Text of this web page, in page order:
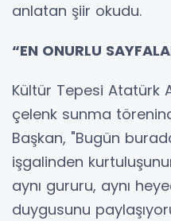
anlatan şiir okudu.
“EN ONURLU
Kültür Tepesi Atatürk
çelenk sunma
Başkan, "Bugün
işgalinden
aynı gururu, aynı
duygusunu